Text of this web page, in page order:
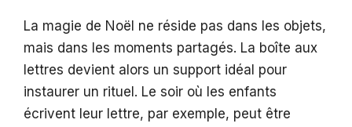
La magie de Noël ne réside pas dans les objets,
mais dans les moments partagés. La boîte aux
lettres devient alors un support idéal pour
instaurer un rituel. Le soir où les enfants
écrivent leur lettre, par exemple, peut être